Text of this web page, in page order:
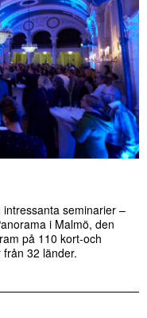
seminarier –
i Malmö, den
på 110 kort-och
32 länder.